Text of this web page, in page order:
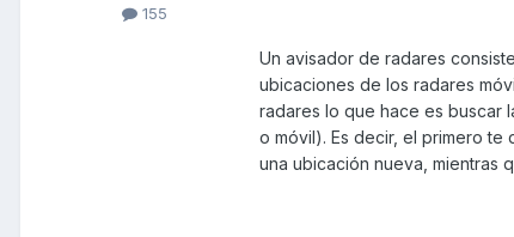
155
Un avisador de radares
ubicaciones de los radares
radares lo que hace es buscar
o móvil). Es decir, el primero
una ubicación nueva, mientras